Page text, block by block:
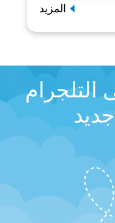
المزيد
التلجرام